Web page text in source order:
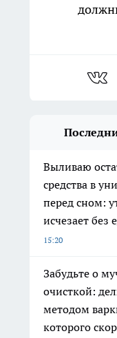
Выливаю
средства в
перед сном:
исчезает без
15:20
Забудьте о
очисткой:
методом
которого